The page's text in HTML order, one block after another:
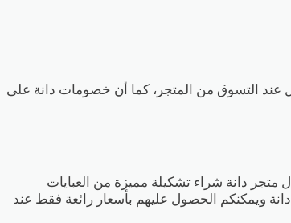
40% فعال عند التسوق من المتجر، كما أن خصومات دانة على
متجر دانة شراء تشكيلة مميزة من العبايات
دانة ويمكنكم الحصول عليهم بأسعار رائعة فقط عند